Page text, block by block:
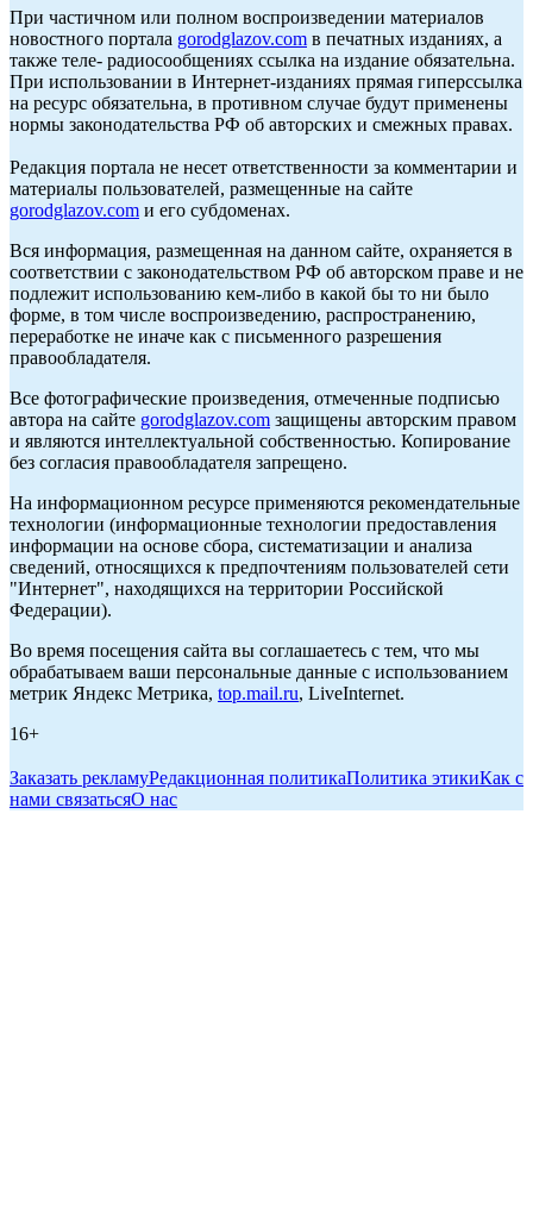
При частичном или полном воспроизведении материалов
новостного портала gorodglazov.com в печатных изданиях, а
также теле- радиосообщениях ссылка на издание обязательна.
При использовании в Интернет-изданиях прямая гиперссылка
на ресурс обязательна, в противном случае будут применены
нормы законодательства РФ об авторских и смежных правах.
Редакция портала не несет ответственности за комментарии и
материалы пользователей, размещенные на сайте
gorodglazov.com и его субдоменах.
Вся информация, размещенная на данном сайте, охраняется в
соответствии с законодательством РФ об авторском праве и не
подлежит использованию кем-либо в какой бы то ни было
форме, в том числе воспроизведению, распространению,
переработке не иначе как с письменного разрешения
правообладателя.
Все фотографические произведения, отмеченные подписью
автора на сайте gorodglazov.com защищены авторским правом
и являются интеллектуальной собственностью. Копирование
без согласия правообладателя запрещено.
На информационном ресурсе применяются рекомендательные
технологии (информационные технологии предоставления
информации на основе сбора, систематизации и анализа
сведений, относящихся к предпочтениям пользователей сети
"Интернет", находящихся на территории Российской
Федерации).
Во время посещения сайта вы соглашаетесь с тем, что мы
обрабатываем ваши персональные данные с использованием
метрик Яндекс Метрика, top.mail.ru, LiveInternet.
16+
Заказать рекламуРедакционная политикаПолитика этикиКак с
нами связатьсяО нас